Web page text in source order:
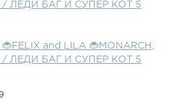
/ ЛЕДИ БАГ И СУПЕР КОТ 5
and LILA 🐞MONARCH,
/ ЛЕДИ БАГ И СУПЕР КОТ 5